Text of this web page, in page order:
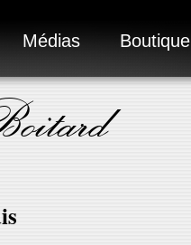
Médias Boutique